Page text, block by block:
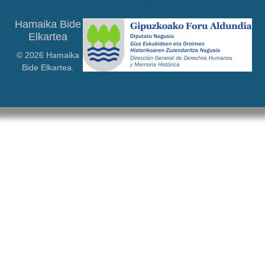
Hamaika Bide
Elkartea
© 2026 Hamaika
Bide Elkartea.